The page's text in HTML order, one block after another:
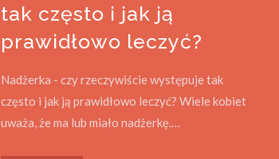
tak często i jak ją
prawidłowo leczyć?
Nadżerka - czy rzeczywiście występuje tak
często i jak ją prawidłowo leczyć? Wiele kobiet
uważa, że ma lub miało nadżerkę.…